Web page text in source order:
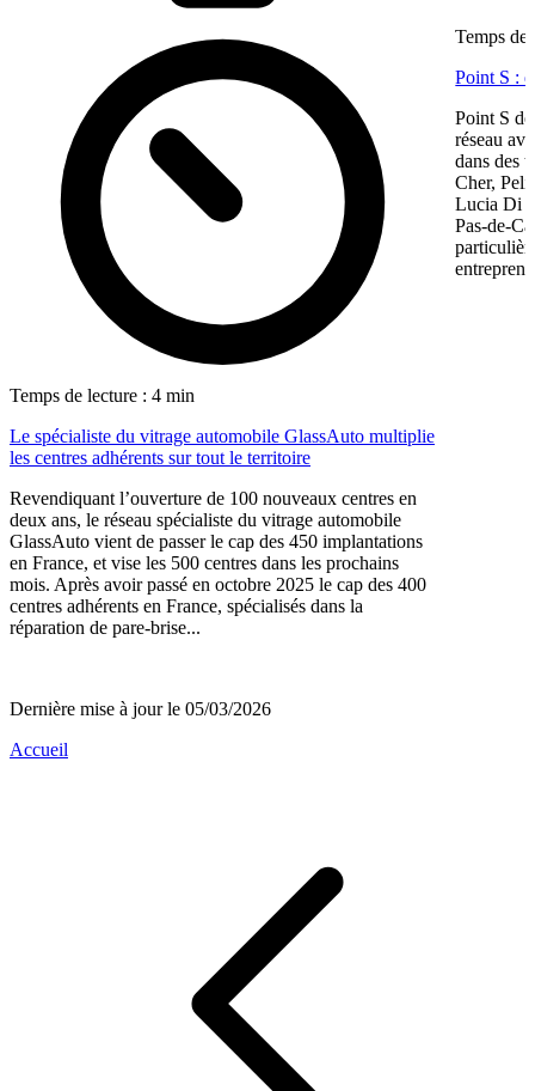
Temps de lecture : 4 min
Le spécialiste du vitrage automobile GlassAuto multiplie
les centres adhérents sur tout le territoire
Revendiquant l’ouverture de 100 nouveaux centres en
deux ans, le réseau spécialiste du vitrage automobile
GlassAuto vient de passer le cap des 450 implantations
en France, et vise les 500 centres dans les prochains
mois. Après avoir passé en octobre 2025 le cap des 400
centres adhérents en France, spécialisés dans la
réparation de pare-brise...
Temps de
Point S :
Point S
réseau
dans des
Cher,
Lucia Di
Pas-de-
Dernière mise à jour le 05/03/2026
Accueil